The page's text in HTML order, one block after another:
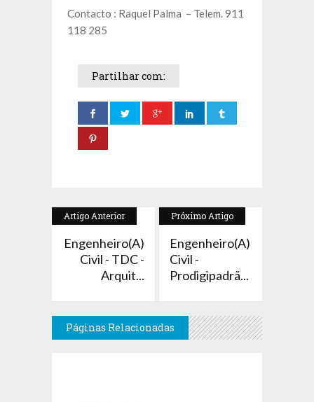
Contacto : Raquel Palma – Telem. 911
118 285
Partilhar com:
Artigo Anterior
Engenheiro(a)
Civil - TDC -
Arquit...
Próximo Artigo
Engenheiro(a)
Civil -
Prodigipadrã...
Páginas Relacionadas